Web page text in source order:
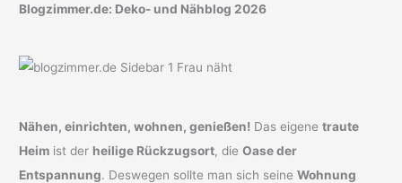
Blogzimmer.de: Deko- und Nähblog 2026
Nähen, einrichten, wohnen, genießen! Das eigenetraute
Heim ist der heilige Rückzugsort, dieOase der
Entspannung. Deswegen sollte man sich seineWohnung